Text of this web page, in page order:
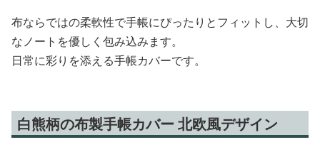
布ならではの柔軟性で手帳にぴったりとフィットし、大切
なノートを優しく包み込みます。
日常に彩りを添える手帳カバーです。
白熊柄の布製手帳カバー 北欧風デザイン